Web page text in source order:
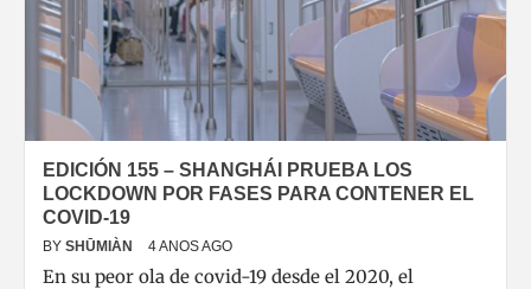
EDICIÓN 155 – SHANGHÁI PRUEBA LOS
LOCKDOWN POR FASES PARA CONTENER EL
COVID-19
BY SHŪMIÀN 4 ANOS AGO
En su peor ola de covid-19 desde el 2020, el